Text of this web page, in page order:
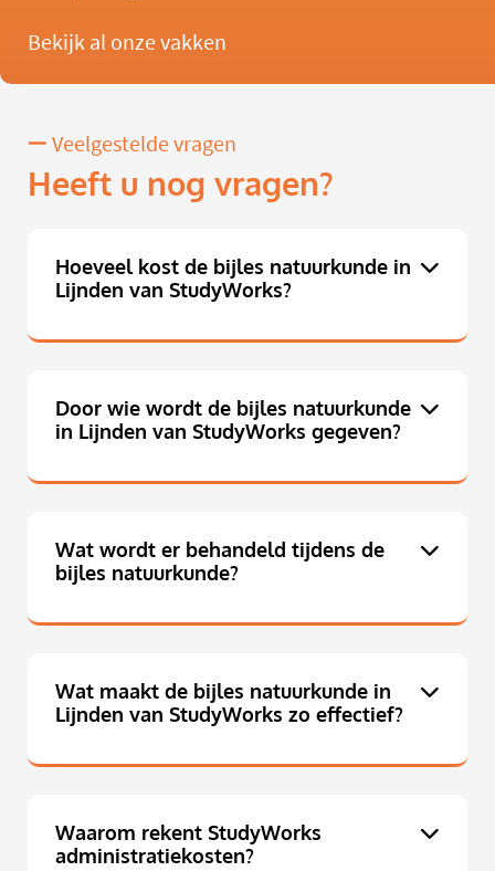
Bekijk al onze vakken
Veelgestelde vragen
Heeft u nog vragen?
Hoeveel kost de bijles natuurkunde in
Lijnden van StudyWorks?
Door wie wordt de bijles natuurkunde
in Lijnden van StudyWorks gegeven?
Wat wordt er behandeld tijdens de
bijles natuurkunde?
Wat maakt de bijles natuurkunde in
Lijnden van StudyWorks zo effectief?
Waarom rekent StudyWorks
administratiekosten?